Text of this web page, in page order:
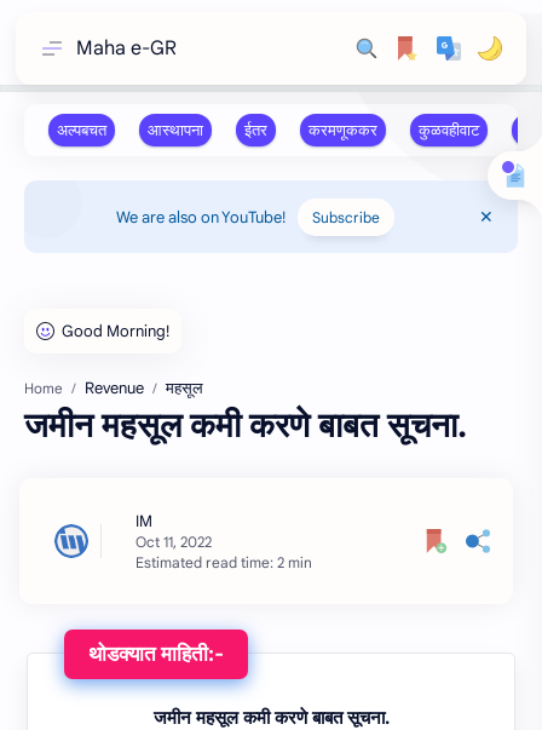
Maha e-GR
We are also on YouTube! Subscribe
Home Revenue महसूल
जमीन महसूल कमी करणे बाबत सूचना.
Estimated read time: 2 min
थोडक्यात माहिती:-
जमीन महसूल कमी करणे बाबत सूचना.